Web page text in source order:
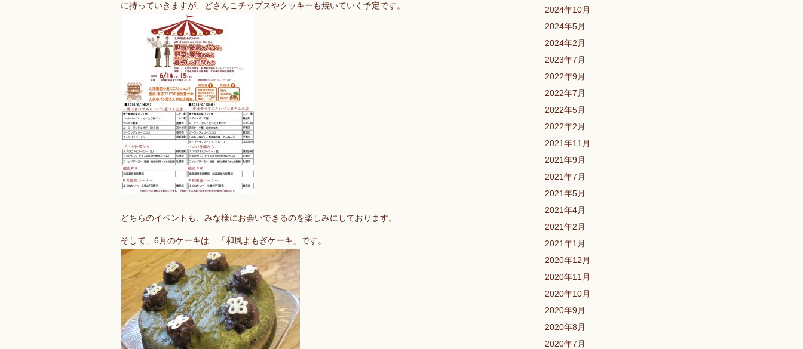
に持っていきますが、どさんこチップスやクッキーも焼いていく予定です。
どちらのイベントも、みな様にお会いできるのを楽しみにしております。
そして、6月のケーキは…「和風よもぎケーキ」です。
2024年10月
2024年5月
2024年2月
2023年7月
2022年9月
2022年7月
2022年5月
2022年2月
2021年11月
2021年9月
2021年7月
2021年5月
2021年4月
2021年2月
2021年1月
2020年12月
2020年11月
2020年10月
2020年9月
2020年8月
2020年7月